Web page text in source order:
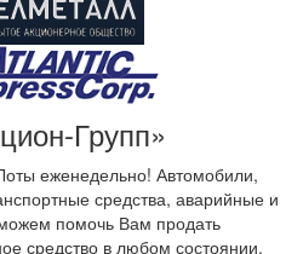
Групп»
еженедельно! Автомобили,
средства, аварийные и
помочь Вам продать
средство в любом состоянии.